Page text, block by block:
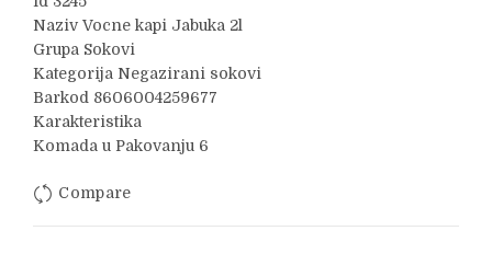
Naziv Vocne kapi Jabuka 2l
Grupa Sokovi
Kategorija Negazirani sokovi
Barkod 8606004259677
Karakteristika
Komada u Pakovanju 6
Compare